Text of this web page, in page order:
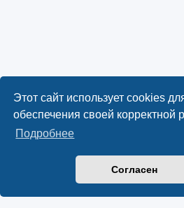
Этот сайт использует cookies
обеспечения своей корректной
Подробнее
Согласен